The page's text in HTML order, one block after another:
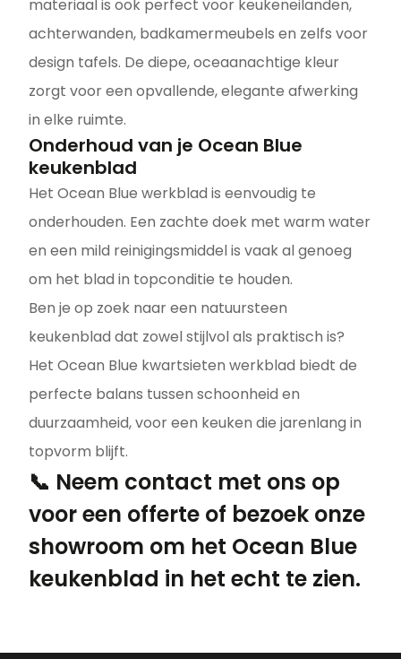
materiaal is ook perfect voor keukeneilanden,
achterwanden, badkamermeubels en zelfs voor
design tafels. De diepe, oceaanachtige kleur
zorgt voor een opvallende, elegante afwerking
in elke ruimte.
Onderhoud van je Ocean Blue
keukenblad
Het Ocean Blue werkblad is eenvoudig te
onderhouden. Een zachte doek met warm water
en een mild reinigingsmiddel is vaak al genoeg
om het blad in topconditie te houden.
Ben je op zoek naar een natuursteen
keukenblad dat zowel stijlvol als praktisch is?
Het Ocean Blue kwartsieten werkblad biedt de
perfecte balans tussen schoonheid en
duurzaamheid, voor een keuken die jarenlang in
topvorm blijft.
📞 Neem contact met ons op
voor een offerte of bezoek onze
showroom om het Ocean Blue
keukenblad in het echt te zien.